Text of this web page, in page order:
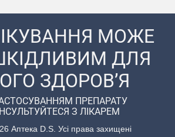
МОЖЕ
ДЛЯ
ЗДОРОВ’Я
ПРЕПАРАТУ
З ЛІКАРЕМ
Аптека D.S. Усі права захищені